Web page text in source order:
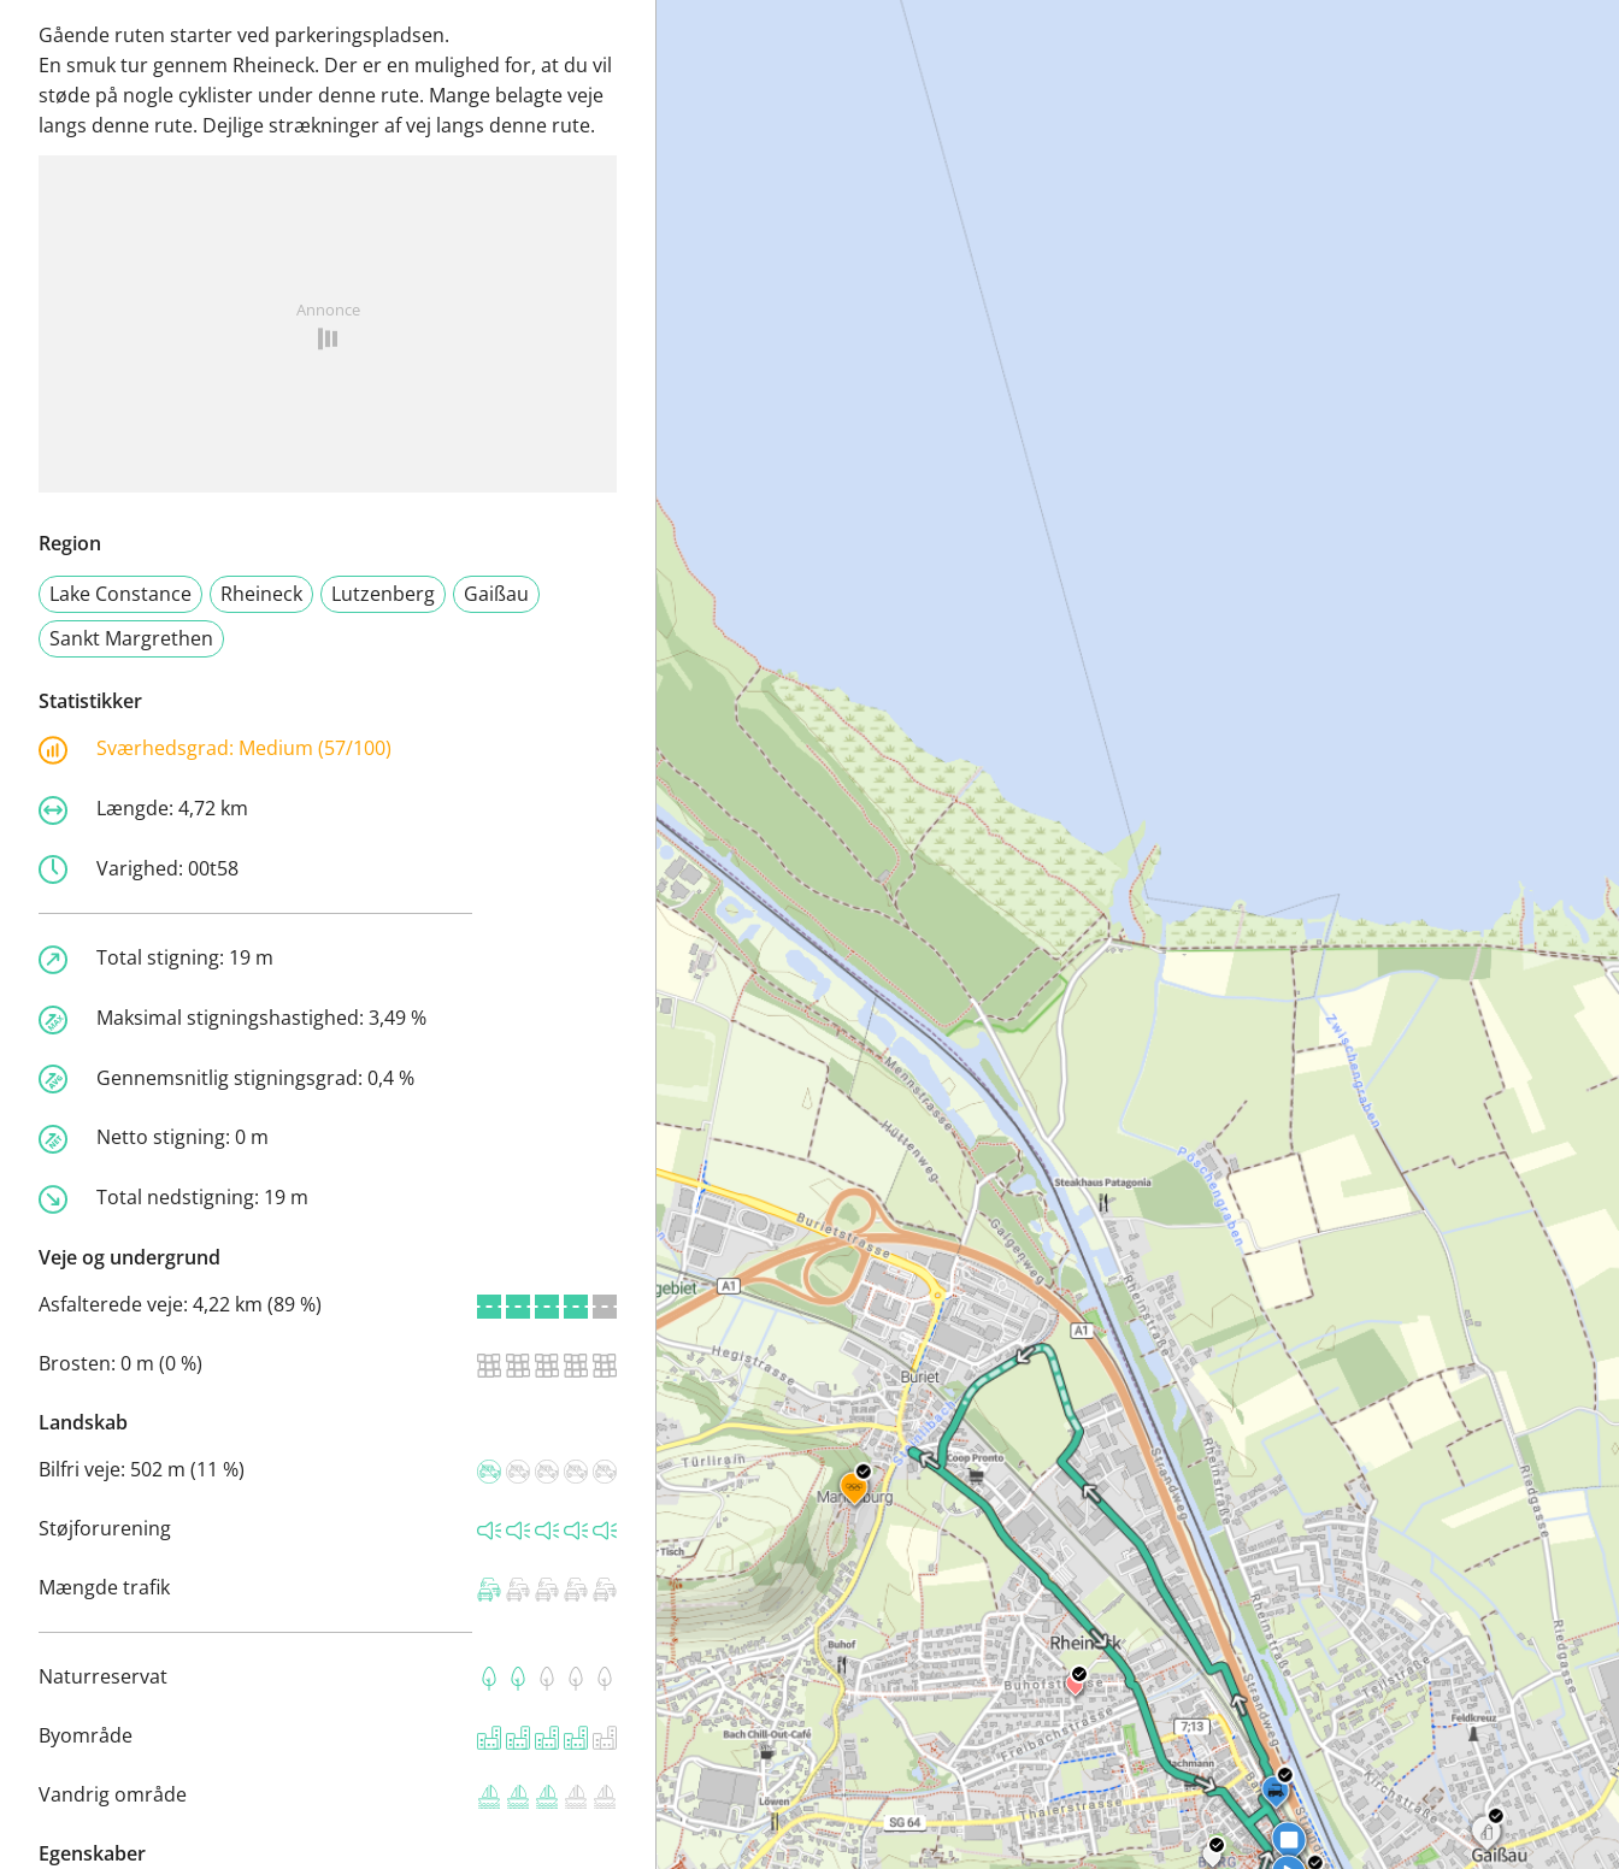
Gående ruten starter ved parkeringspladsen.
En smuk tur gennem Rheineck. Der er en mulighed for, at du vil
støde på nogle cyklister under denne rute. Mange belagte veje
langs denne rute. Dejlige strækninger af vej langs denne rute.
Annonce
Region
Lake Constance
Rheineck Lutzenberg
Gaißau
Sankt Margrethen
Statistikker
Sværhedsgrad: Medium (57/100)
Længde: 4,72 km
Varighed: 00t58
Total stigning: 19 m
Maksimal stigningshastighed: 3,49 %
Gennemsnitlig stigningsgrad: 0,4 %
Netto stigning: 0 m
Total nedstigning: 19 m
Veje og undergrund
Asfalterede veje: 4,22 km (89 %)
Brosten: 0 m (0 %)
Landskab
Bilfri veje: 502 m (11 %)
Støjforurening
Mængde trafik
Naturreservat
Byområde
Vandrig område
Egenskaber